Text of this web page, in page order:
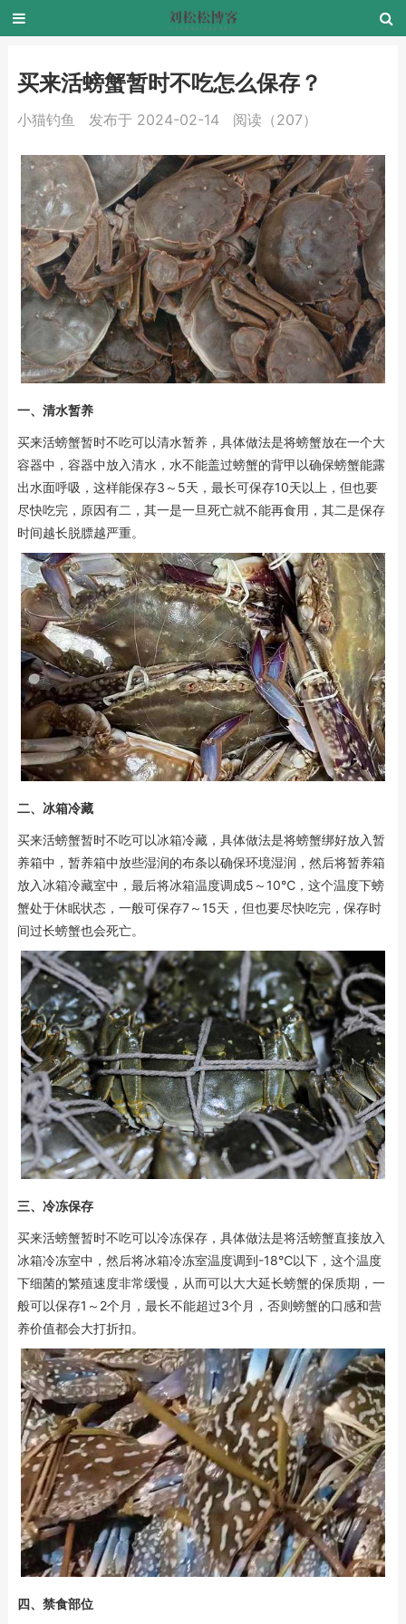
买来活螃蟹暂时不吃怎么保存？
小猫钓鱼 发布于 2024-02-14 阅读（207）
一、清水暂养
买来活螃蟹暂时不吃可以清水暂养，具体做法是将螃蟹放在一个大
容器中，容器中放入清水，水不能盖过螃蟹的背甲以确保螃蟹能露
出水面呼吸，这样能保存3～5天，最长可保存10天以上，但也要
尽快吃完，原因有二，其一是一旦死亡就不能再食用，其二是保存
时间越长脱膘越严重。
二、冰箱冷藏
买来活螃蟹暂时不吃可以冰箱冷藏，具体做法是将螃蟹绑好放入暂
养箱中，暂养箱中放些湿润的布条以确保环境湿润，然后将暂养箱
放入冰箱冷藏室中，最后将冰箱温度调成5～10℃，这个温度下螃
蟹处于休眠状态，一般可保存7～15天，但也要尽快吃完，保存时
间过长螃蟹也会死亡。
三、冷冻保存
买来活螃蟹暂时不吃可以冷冻保存，具体做法是将活螃蟹直接放入
冰箱冷冻室中，然后将冰箱冷冻室温度调到-18℃以下，这个温度
下细菌的繁殖速度非常缓慢，从而可以大大延长螃蟹的保质期，一
般可以保存1～2个月，最长不能超过3个月，否则螃蟹的口感和营
养价值都会大打折扣。
四、禁食部位